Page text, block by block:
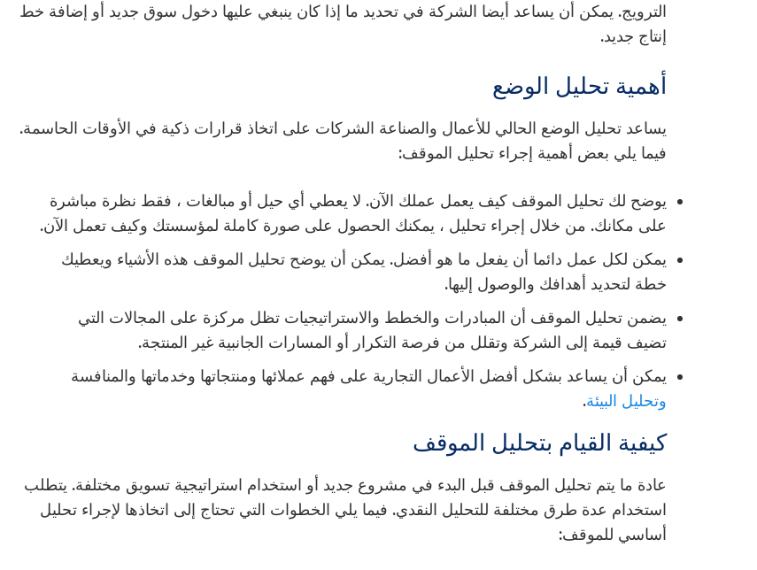
الترويج. يمكن أن يساعد أيضا الشركة في تحديد ما إذا كان ينبغي عليها دخول سوق جديد أو إضافة خط
إنتاج جديد.
أهمية تحليل الوضع
يساعد تحليل الوضع الحالي للأعمال والصناعة الشركات على اتخاذ قرارات ذكية في الأوقات الحاسمة.
فيما يلي بعض أهمية إجراء تحليل الموقف:
يوضح لك تحليل الموقف كيف يعمل عملك الآن. لا يعطي أي حيل أو مبالغات ، فقط نظرة مباشرة
على مكانك. من خلال إجراء تحليل ، يمكنك الحصول على صورة كاملة لمؤسستك وكيف تعمل الآن.
يمكن لكل عمل دائما أن يفعل ما هو أفضل. يمكن أن يوضح تحليل الموقف هذه الأشياء ويعطيك
خطة لتحديد أهدافك والوصول إليها.
يضمن تحليل الموقف أن المبادرات والخطط والاستراتيجيات تظل مركزة على المجالات التي
تضيف قيمة إلى الشركة وتقلل من فرصة التكرار أو المسارات الجانبية غير المنتجة.
يمكن أن يساعد بشكل أفضل الأعمال التجارية على فهم عملائها ومنتجاتها وخدماتها والمنافسة
وتحليل البيئة.
كيفية القيام بتحليل الموقف
عادة ما يتم تحليل الموقف قبل البدء في مشروع جديد أو استخدام استراتيجية تسويق مختلفة. يتطلب
استخدام عدة طرق مختلفة للتحليل النقدي. فيما يلي الخطوات التي تحتاج إلى اتخاذها لإجراء تحليل
أساسي للموقف: